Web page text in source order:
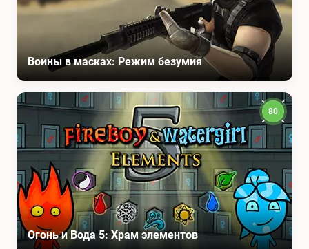
Воины в масках: Режим безумия
Огонь и Вода 5: Храм элементов
80